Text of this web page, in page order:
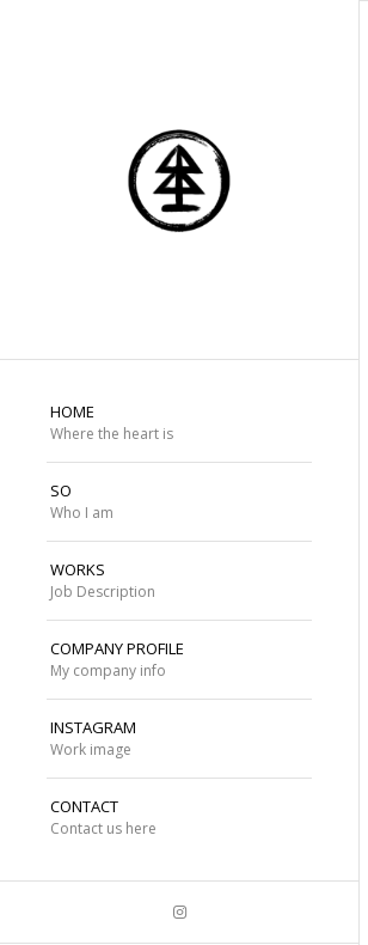
HOME
Where the heart is
SO
Who I am
WORKS
Job Description
COMPANY PROFILE
My company info
INSTAGRAM
Work image
CONTACT
Contact us here